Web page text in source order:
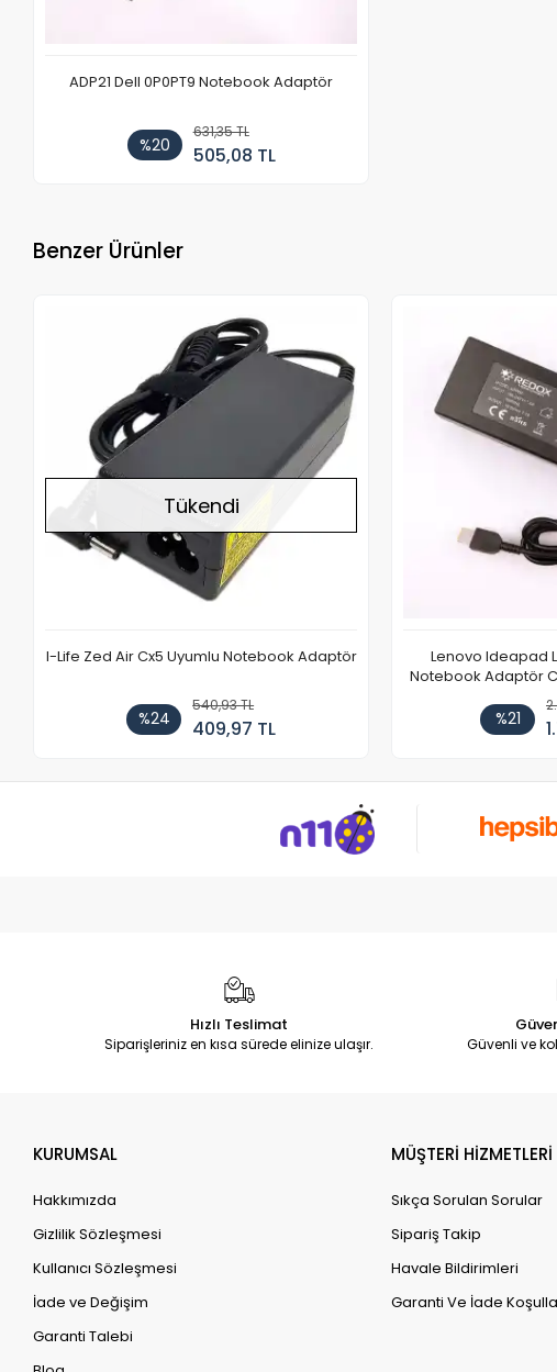
ADP21 Dell 0P0PT9 Notebook Adaptör
%20
631,35 TL
505,08 TL
Benzer Ürünler
Tükendi
I-Life Zed Air Cx5 Uyumlu Notebook Adaptör
%24
540,93 TL
409,97 TL
Lenovo Ideapad
Notebook Adaptör
%21
Hızlı Teslimat
Siparişleriniz en kısa sürede elinize ulaşır. Güvenli ve
KURUMSAL
Hakkımızda
Gizlilik Sözleşmesi
Kullanıcı Sözleşmesi
İade ve Değişim
Garanti Talebi
MÜŞTERİ HİZMETLERİ
Sıkça Sorulan Sorular
Sipariş Takip
Havale Bildirimleri
Garanti Ve İade